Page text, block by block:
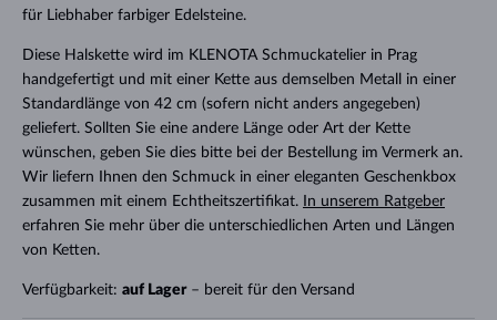
für Liebhaber farbiger Edelsteine.
Diese Halskette wird im KLENOTA Schmuckatelier in Prag
handgefertigt und mit einer Kette aus demselben Metall in einer
Standardlänge von 42 cm (sofern nicht anders angegeben)
geliefert. Sollten Sie eine andere Länge oder Art der Kette
wünschen, geben Sie dies bitte bei der Bestellung im Vermerk an.
Wir liefern Ihnen den Schmuck in einer eleganten Geschenkbox
zusammen mit einem Echtheitszertifikat.
In unserem Ratgeber
erfahren Sie mehr über die unterschiedlichen Arten und Längen
von Ketten.
Verfügbarkeit: auf Lager– bereit für den Versand